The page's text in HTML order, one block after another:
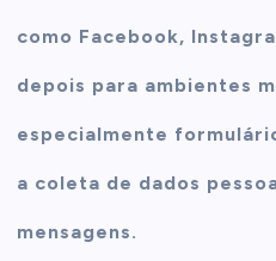
como Facebook,
depois para ambientes
especialmente
a coleta de dados
mensagens.